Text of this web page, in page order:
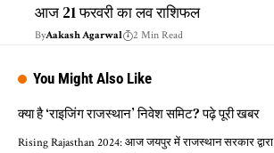
आज 21 फरवरी का लव राशिफल
ByAakash Agarwal 2 Min Read
You Might Also Like
क्या है ‘राइजिंग राजस्थान’ निवेश समिट? पढ़े पूरी खबर
Rising Rajasthan 2024: आज जयपुर में राजस्थान सरकार द्वारा